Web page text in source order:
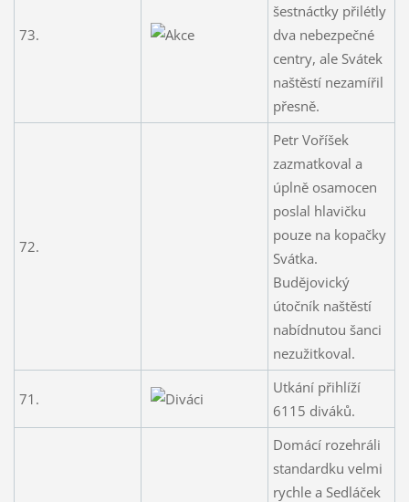
73.
šestnáctky přilétly
dva nebezpečné
centry, ale Svátek
naštěstí nezamířil
přesně.
72.
Petr Voříšek
zazmatkoval a
úplně osamocen
poslal hlavičku
pouze na kopačky
Svátka.
Budějovický
útočník naštěstí
nabídnutou šanci
nezužitkoval.
71.
Utkání přihlíží
6115 diváků.
Domácí rozehráli
standardku velmi
rychle a Sedláček